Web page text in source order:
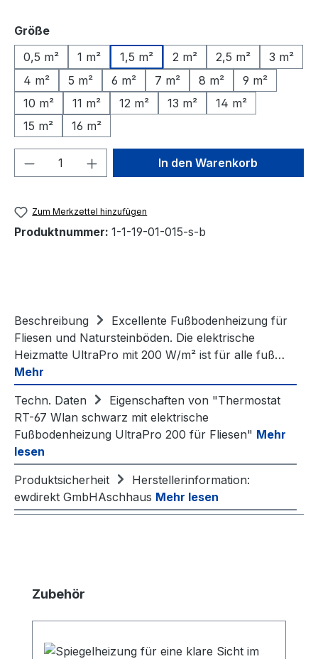
Größeauswählen
0,5 m²
1 m² 1,5 m² 2 m² 2,5 m²
3 m²
4 m²
5 m² 6 m² 7 m² 8 m²
9 m²
10 m²
11 m² 12 m² 13 m²
14 m²
15 m²
16 m²
Produkt Anzahl: Gib denIn den Warenkorb
Zum Merkzettel hinzufügen
Produktnummer: 1-1-19-01-015-s-b
Beschreibung
Excellente Fußbodenheizung für
Fliesen und Natursteinböden. Die elektrische
Heizmatte UltraPro mit 200 W/m² ist für alle fuß…
Mehr
Techn. Daten
Eigenschaften von "Thermostat
RT-67 Wlan schwarz mit elektrische
Fußbodenheizung UltraPro 200 für Fliesen" Mehr
lesen
Produktsicherheit
Herstellerinformation:
ewdirekt GmbHAschhaus Mehr lesen
Produktgalerie überspringen
Zubehör